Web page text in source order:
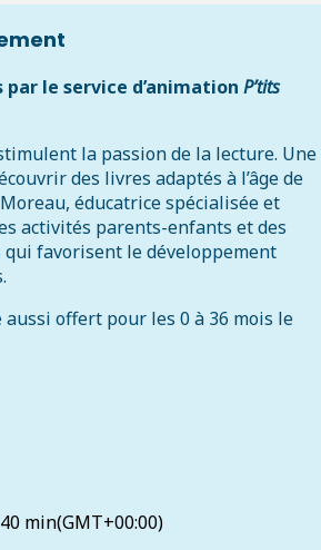
par le service d’animation P’tits
la passion de la lecture. Une
des livres adaptés à l’âge de
éducatrice spécialisée et
activités parents-enfants et des
favorisent le développement
aussi offert pour les 0 à 36 mois le
min(GMT+00:00)